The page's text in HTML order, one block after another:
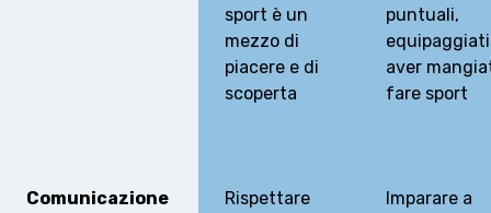
SWISS BASKETBALL
SWISS BASKETBALL
sport è un
mezzo di
piacere e di
scoperta
puntuali,
aver
fare sport
Comunicazione
Rispettare
Imparare a